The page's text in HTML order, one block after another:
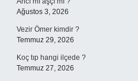
Ağustos 3, 2026
Vezir Ömer kimdir ?
Temmuz 29, 2026
Koç tıp hangi ilçede ?
Temmuz 27, 2026